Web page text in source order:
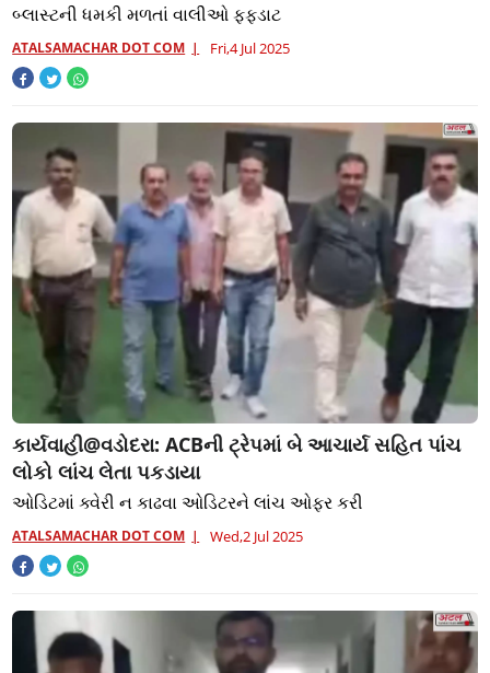
બ્લાસ્ટની ધમકી મળતાં વાલીઓ ફફડાટ
ATALSAMACHAR DOT COM Fri,4 Jul 2025
કાર્યવાહી@વડોદરા: ACBની ટ્રેપમાં બે આચાર્ય સહિત પાંચ
લોકો લાંચ લેતા પકડાયા
ઓડિટમાં ક્વેરી ન કાઢવા ઓડિટરને લાંચ ઓફર કરી
ATALSAMACHAR DOT COM Wed,2 Jul 2025